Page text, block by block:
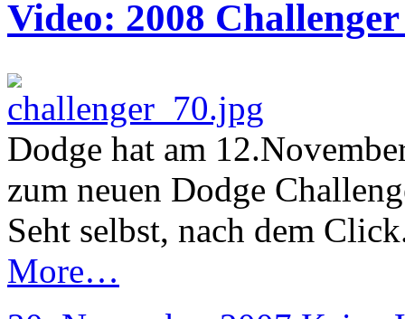
Video: 2008
Dodge hat am
zum neuen Dodge
Seht selbst, nach dem
More…